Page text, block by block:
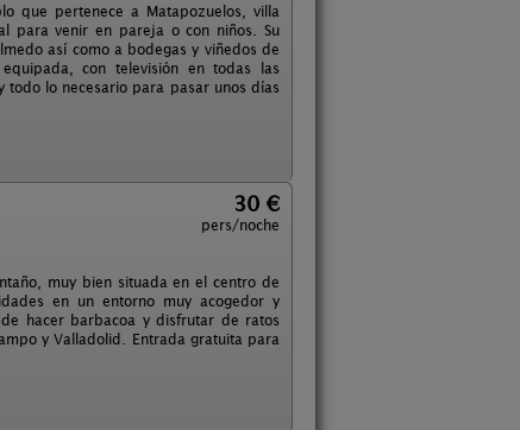
que pertenece a Matapozuelos, villa
para venir en pareja o con niños. Su
así como a bodegas y viñedos de
con televisión en todas las
todo lo necesario para pasar unos días
30 €
pers/noche
muy bien situada en el centro de
en un entorno muy acogedor y
hacer barbacoa y disfrutar de ratos
y Valladolid. Entrada gratuita para